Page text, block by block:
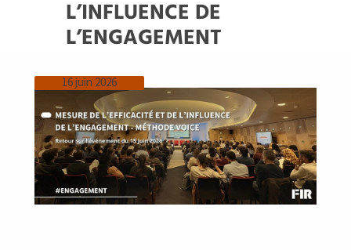
L’INFLUENCE DE
L’ENGAGEMENT
16 juin 2026